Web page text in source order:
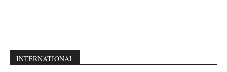
INTERNATIONAL